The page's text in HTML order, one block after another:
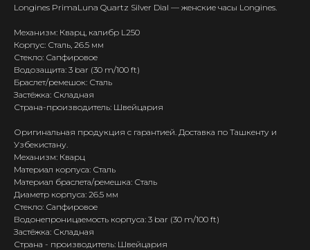
Longines PrimaLuna Quartz Silver Dial — женские часы Longines.
Механизм: Кварц, калибр L250
Корпус: Сталь, 26.5 мм
Стекло: Сапфировое
Водозащита: 3 bar (30 m/100 ft)
Браслет/ремешок: Сталь
Застёжка: Складная
Страна-производитель: Швейцария
Оригинальная продукция с гарантией. Доставка по Ташкенту и
Узбекистану.
Механизм: Кварц
Материал корпуса: Сталь
Материал браслета/ремешка: Сталь
Диаметр корпуса: 26.5 мм
Стекло: Сапфировое
Водонепроницаемость корпуса: 3 bar (30 m/100 ft)
Застёжка: Складная
Страна - производитель: Швейцария